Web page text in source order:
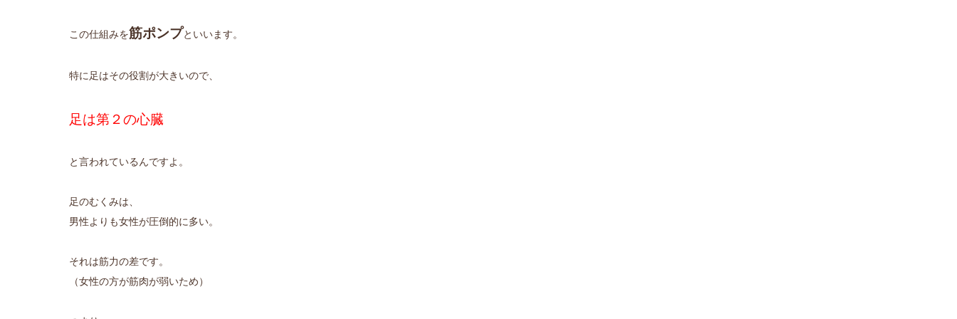
この仕組みを筋ポンプといいます。
特に足はその役割が大きいので、
足は第２の心臓
と言われているんですよ。
足のむくみは、
男性よりも女性が圧倒的に多い。
それは筋力の差です。
（女性の方が筋肉が弱いため）